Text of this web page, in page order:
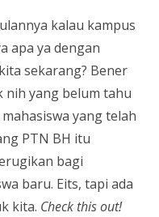
kalau kampus
apa ya dengan
sekarang? Bener
nih yang belum tahu
yang telah
PTN BH itu
bagi
baru. Eits, tapi ada
kita. Check this out!